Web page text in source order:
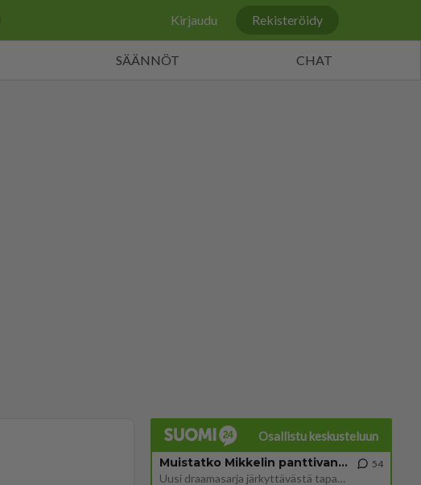
Kirjaudu Rekisteröidy
SÄÄNNÖT CHAT
Osallistu keskusteluun
Muistatko Mikkelin panttivankidraaman?
Uusi draamasarja järkyttävästä tapauksesta on tulossa. Tositapahtumiin perustuva sarja ammentaa vuoden 1986 Mikkelin pan
54